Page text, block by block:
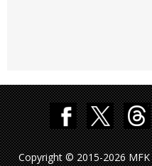
Copyright © 2015-2026